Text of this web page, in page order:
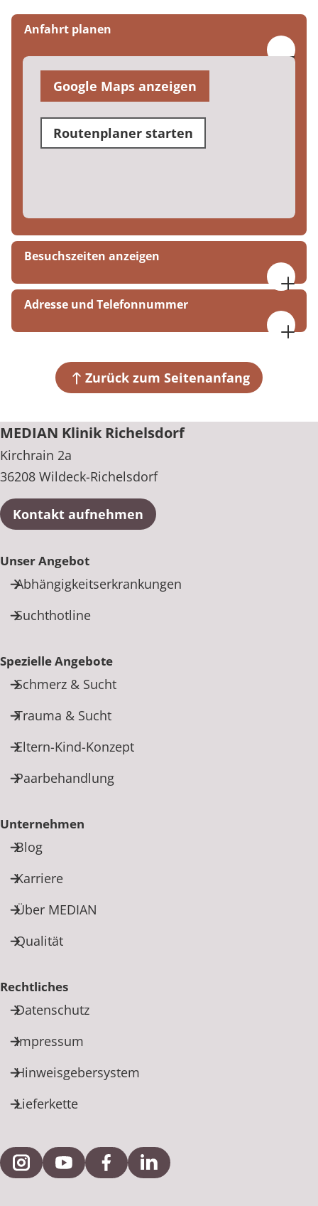
Anfahrt planen
Google Maps anzeigen
Routenplaner starten
Besuchszeiten anzeigen
Freitag: 18:00 bis 22:00 Uhr Samstag: 09:00 bis
22:00 Uhr Sonntag: 09:00 bis 22:00 Uhr Feiertage:
Adresse und Telefonnummer
36208 Wildeck-Richelsdorf
Zurück zum Seitenanfang
MEDIAN Klinik Richelsdorf
Kirchrain 2a
36208 Wildeck-Richelsdorf
Kontakt aufnehmen
Unser Angebot
Abhängigkeitserkrankungen
Suchthotline
Spezielle Angebote
Schmerz & Sucht
Trauma & Sucht
Eltern-Kind-Konzept
Paarbehandlung
Unternehmen
Blog
Karriere
Über MEDIAN
Qualität
Rechtliches
Datenschutz
Impressum
Hinweisgebersystem
Lieferkette
Externe Verlinkung zu Instagram
Externe Verlinkung zu YouTube
Externe Verlinkung zu Facebook
Externe Verlinkung zu